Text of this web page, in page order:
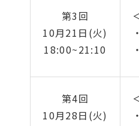
第3回
10月21日(火)
18:00~21:10
第4回
10月28日(火)